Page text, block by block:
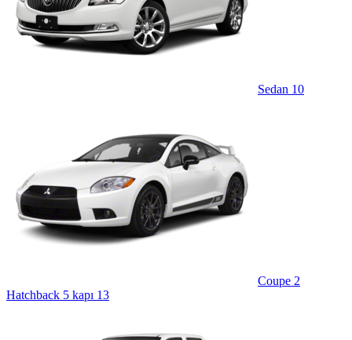
Sedan 10
Coupe 2
Hatchback 5 kapı 13